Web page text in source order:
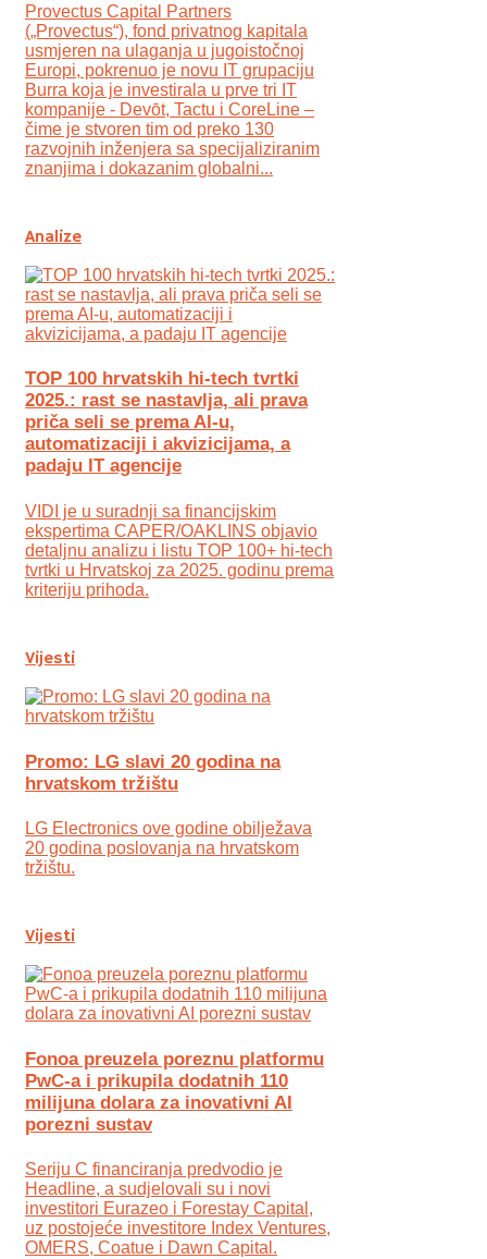
Provectus Capital Partners
(„Provectus“), fond privatnog kapitala
usmjeren na ulaganja u jugoistočnoj
Europi, pokrenuo je novu IT grupaciju
Burra koja je investirala u prve tri IT
kompanije - Devōt, Tactu i CoreLine –
čime je stvoren tim od preko 130
razvojnih inženjera sa specijaliziranim
znanjima i dokazanim globalni...
Analize
TOP 100 hrvatskih hi-tech tvrtki
2025.: rast se nastavlja, ali prava
priča seli se prema AI-u,
automatizaciji i akvizicijama, a
padaju IT agencije
VIDI je u suradnji sa financijskim
ekspertima CAPER/OAKLINS objavio
detaljnu analizu i listu TOP 100+ hi-tech
tvrtki u Hrvatskoj za 2025. godinu prema
kriteriju prihoda.
Vijesti
Promo: LG slavi 20 godina na
hrvatskom tržištu
LG Electronics ove godine obilježava
20 godina poslovanja na hrvatskom
tržištu.
Vijesti
Fonoa preuzela poreznu platformu
PwC-a i prikupila dodatnih 110
milijuna dolara za inovativni AI
porezni sustav
Seriju C financiranja predvodio je
Headline, a sudjelovali su i novi
investitori Eurazeo i Forestay Capital,
uz postojeće investitore Index Ventures,
OMERS, Coatue i Dawn Capital.